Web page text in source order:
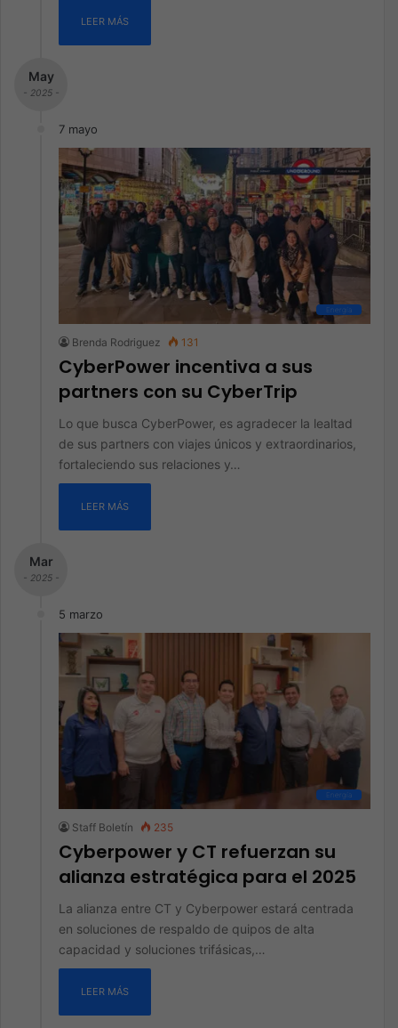
LEER MÁS
May
- 2025 -
7 mayo
Energía
Brenda Rodriguez 131
CyberPower incentiva a sus
partners con su CyberTrip
Lo que busca CyberPower, es agradecer la lealtad
de sus partners con viajes únicos y extraordinarios,
fortaleciendo sus relaciones y…
LEER MÁS
Mar
- 2025 -
5 marzo
Energía
Staff Boletín 235
Cyberpower y CT refuerzan su
alianza estratégica para el 2025
La alianza entre CT y Cyberpower estará centrada
en soluciones de respaldo de quipos de alta
capacidad y soluciones trifásicas,…
LEER MÁS